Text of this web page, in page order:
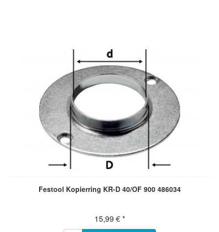
Festool Kopierring KR-D 40/OF 900 486034
15,99 € *